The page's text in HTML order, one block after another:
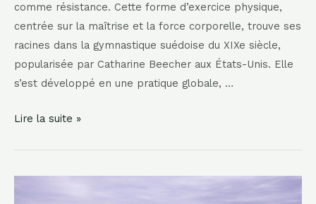
comme résistance. Cette forme d’exercice physique,
centrée sur la maîtrise et la force corporelle, trouve ses
racines dans la gymnastique suédoise du XIXe siècle,
popularisée par Catharine Beecher aux États-Unis. Elle
s’est développé en une pratique globale, …
Qu’est
la
Lire la suite »